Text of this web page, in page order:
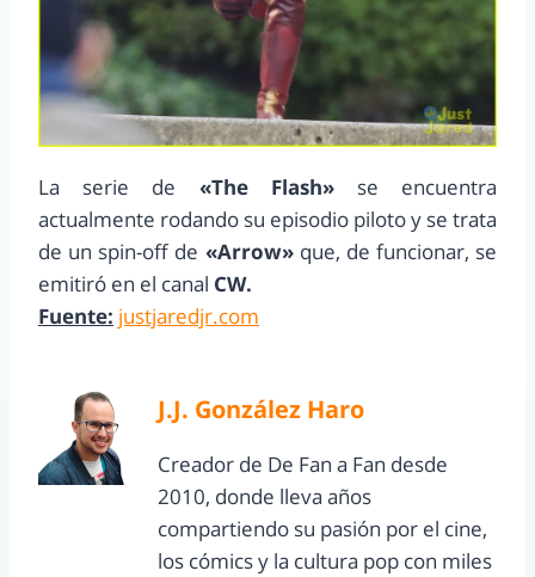
La serie de «The Flash» se encuentra
actualmente rodando su episodio piloto y se trata
de un spin-off de «Arrow» que, de funcionar, se
emitiró en el canal CW.
Fuente: justjaredjr.com
J.J. González Haro
Creador de De Fan a Fan desde
2010, donde lleva años
compartiendo su pasión por el cine,
los cómics y la cultura pop con miles